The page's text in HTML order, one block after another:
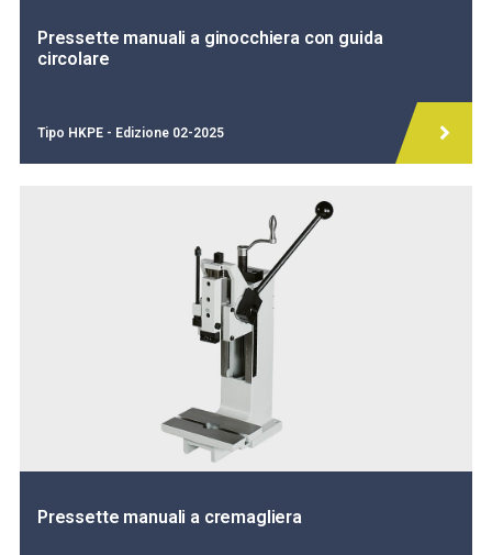
Pressette manuali a ginocchiera con guida
circolare
Tipo HKPE - Edizione 02-2025
Pressette manuali a cremagliera